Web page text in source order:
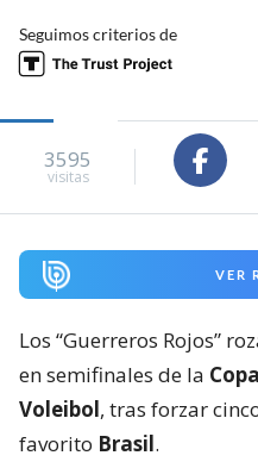
Seguimos criterios de
3595
visitas
VER
Los “Guerreros Rojos”
en semifinales de la
Voleibol, tras forzar
favorito Brasil.